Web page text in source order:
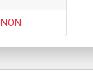
NON